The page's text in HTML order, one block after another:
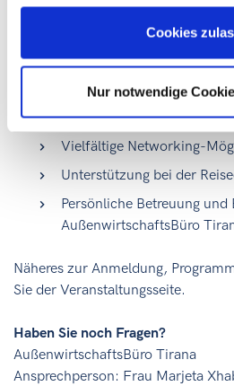
Cookies
Nur notwendige
potenziellen
Austausch mit der
Community vor Ort
Vielfältige Networking-
Unterstützung bei der
Persönliche Betreuung und
AußenwirtschaftsBüro
Näheres zur Anmeldung,
Sie der Veranstaltungsseite.
Haben Sie noch Fragen?
AußenwirtschaftsBüro Tirana
Ansprechperson: Frau Marjeta